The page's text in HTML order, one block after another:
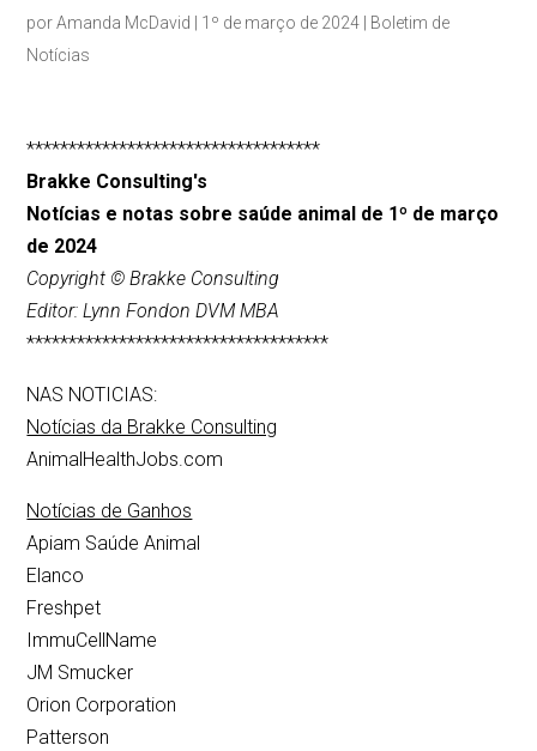
porAmanda McDavid 1º de março de 2024
Boletim de
Notícias
***********************************
Brakke Consulting's
Notícias e notas sobre saúde animal de 1º de março
de 2024
Copyright © Brakke Consulting
Editor: Lynn Fondon DVM MBA
************************************
NAS NOTICIAS:
Notícias da Brakke Consulting
AnimalHealthJobs.com
Notícias de Ganhos
Apiam Saúde Animal
Elanco
Freshpet
ImmuCellName
JM Smucker
Orion Corporation
Patterson